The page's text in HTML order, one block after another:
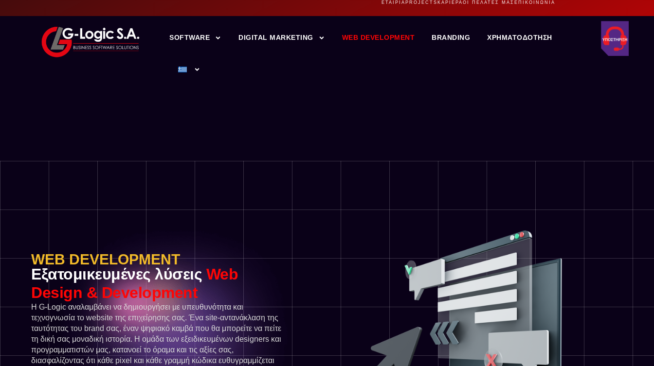
ΕΤΑΙΡΙΑ PROJECTS ΚΑΡΙΕΡΑ ΟΙ ΠΕΛΆΤΕΣ ΜΑΣ ΕΠΙΚΟΙΝΩΝΊΑ
SOFTWARE DIGITAL MARKETING WEB DEVELOPMENT BRANDING ΧΡΗΜΑΤΟΔΟΤΗΣΗ
WEB DEVELOPMENT
Εξατομικευμένες λύσεις Web
Design & Development
Η G-Logic αναλαμβάνει να δημιουργήσει με υπευθυνότητα και
τεχνογνωσία το website της επιχείρησης σας. Ένα site-αντανάκλαση της
ταυτότητας του brand σας, έναν ψηφιακό καμβά που θα μπορείτε να πείτε
τη δική σας μοναδική ιστορία. Η ομάδα των εξειδικευμένων designers και
προγραμματιστών μας, κατανοεί το όραμα και τις αξίες σας,
διασφαλίζοντας ότι κάθε pixel και κάθε γραμμή κώδικα ευθυγραμμίζεται